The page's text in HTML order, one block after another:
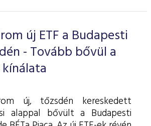
új ETF a Budapesti
- Tovább bővül a
kínálata
új, tőzsdén kereskedett
alappal bővült a Budapesti